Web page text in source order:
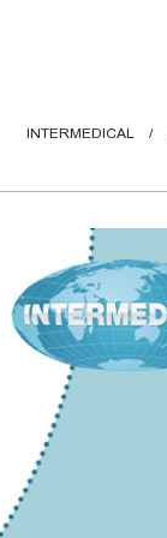
INTERMEDICAL